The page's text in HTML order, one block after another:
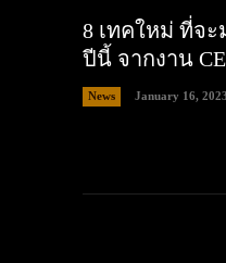
8 เทคใหม่ ที่จ
ปีนี้ จากงาน
News January 16, 2023